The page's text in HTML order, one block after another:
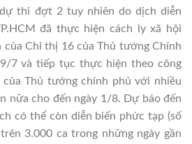
thi đợt 2 tuy nhiên do dịch diễn
đã thực hiện cách ly xã hội
Chỉ thị 16 của Thủ tướng Chính
7 và tiếp tục thực hiện theo công
Thủ tướng chính phủ với nhiều
nữa cho đến ngày 1/8. Dự báo đến
có thể còn diễn biến phức tạp (số
3.000 ca trong những ngày gần